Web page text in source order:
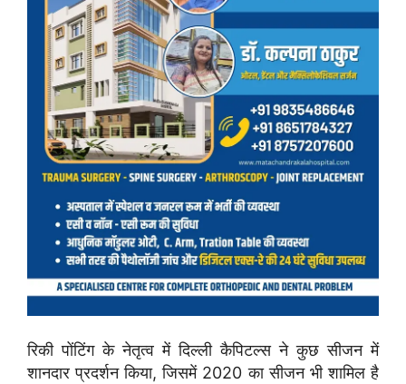
रिकी पोंटिंग के नेतृत्व में दिल्ली कैपिटल्स ने कुछ सीजन में
शानदार प्रदर्शन किया, जिसमें 2020 का सीजन भी शामिल है